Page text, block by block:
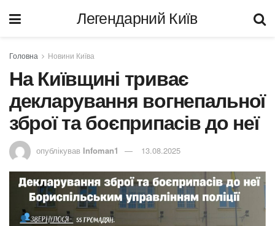
Легендарний Київ
Головна Новини Київа
На Київщині триває
декларування вогнепальної
зброї та боєприпасів до неї
опублікував Infoman1 13.08.2025